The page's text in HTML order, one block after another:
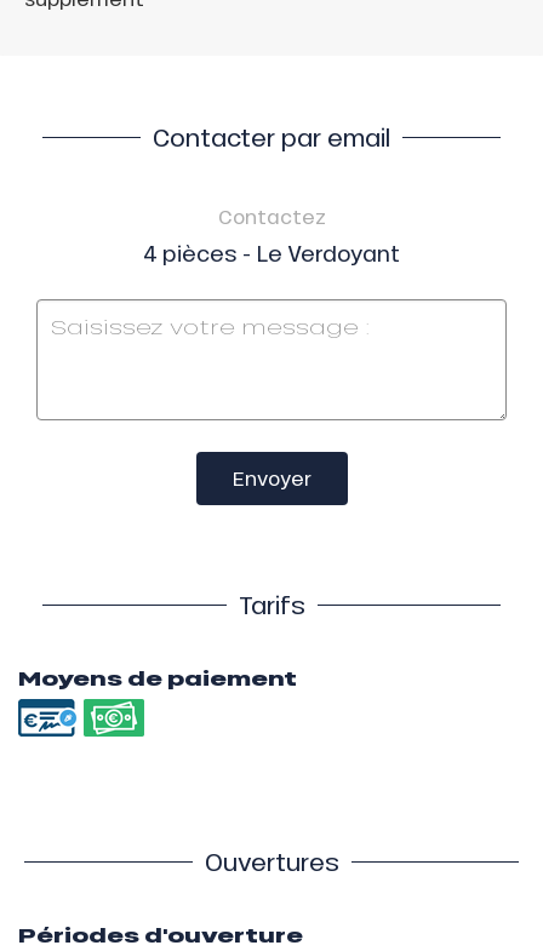
Contacter par email
Contactez
4 pièces - Le Verdoyant
Envoyer
Tarifs
Moyens de paiement
Ouvertures
Périodes d'ouverture